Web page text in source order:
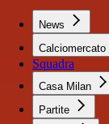
News
Calciomercato
Squadra
Casa Milan
Partite